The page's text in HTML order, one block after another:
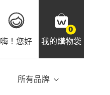
嗨！您好
0
我的購物袋
所有品牌